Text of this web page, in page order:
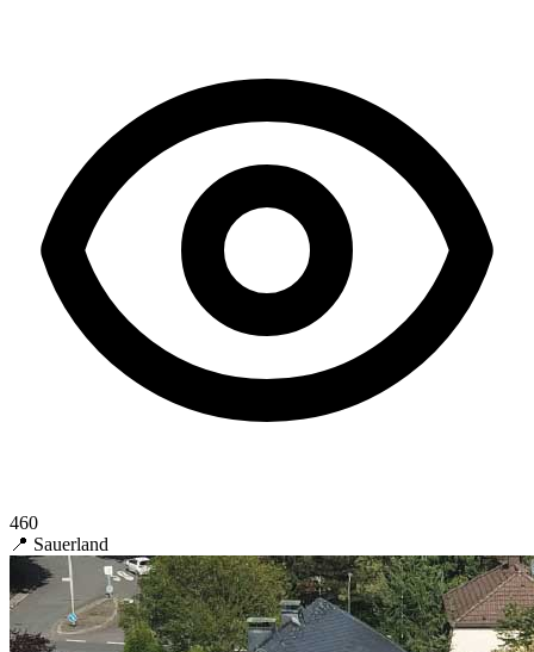
460
📍 Sauerland